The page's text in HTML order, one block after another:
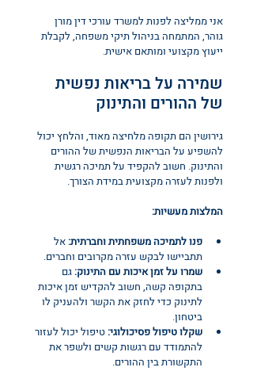
אני ממליצה לפנות למשרד עורכי דין מורן
גוהר, המתמחה בניהול תיקי משפחה, לקבלת
ייעוץ מקצועי ומותאם אישית.
שמירה על בריאות נפשית
של ההורים והתינוק
גירושין הם תקופה מלחיצה מאוד, והלחץ יכול
להשפיע על הבריאות הנפשית של ההורים
והתינוק. חשוב להקפיד על תמיכה רגשית
ולפנות לעזרה מקצועית במידת הצורך.
המלצות מעשיות:
פנו לתמיכה משפחתית וחברתית: אל
תתביישו לבקש עזרה מקרובים וחברים.
שמרו על זמן איכות עם התינוק: גם
בתקופה קשה, חשוב להקדיש זמן איכות
לתינוק כדי לחזק את הקשר ולהעניק לו
ביטחון.
שקלו טיפול פסיכולוגי: טיפול יכול לעזור
להתמודד עם רגשות קשים ולשפר את
התקשורת בין ההורים.